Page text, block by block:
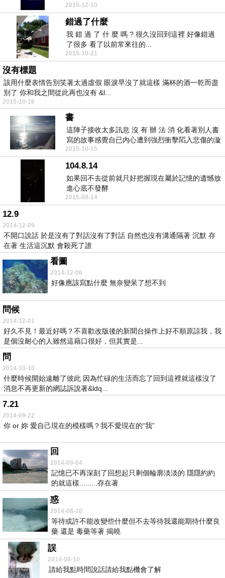
2015-12-10
錯過了什麼
我 錯 過 了 什 麼 嗎 ? 很久沒回到這裡 好像錯過
了很多 看了以前常來往的...
2015-10-21
沒有標題
該用什麼表情告別笑著太過虛假 眼淚早沒了就這樣 滿杯的酒一乾而盡
別了 你和我之間從此再也沒有 &l...
2015-10-16
書
這陣子接收太多訊息 沒 有 辦 法 消 化看著別人書
寫的故事感覺自已內心遭到強烈衝擊䧟入悲傷的漩
渦中...
2015-10-15
104.8.14
如果回不去從前就只好把握現在屬於記憶的遺憾放
進心底不發酵
2015-08-14
12.9
2014-12-09
不開口說話 於是沒有了對話沒有了對話 自然也沒有溝通隔著 沉默 存
在著 生活這沉默 會殺死了誰
看圖
2014-12-06
好像應該寫點什麼 無奈變呆了想不到
問候
2014-12-01
好久不見！最近好嗎？不喜歡改版後的新聞台操作上好不順原諒我，我
是個沒耐心的人雖然這藉口很好，但其實是...
問
2014-10-10
什麼時候開始遠離了彼此 因為忙碌的生活而忘了回到這裡就這樣沒了
消息不再更新的網誌訴說著&ldq...
7.21
2014-09-22
你 or 妳 愛自己現在的模樣嗎？我不愛現在的“我”
回
2014-09-04
記憶已不再深刻了回想起只剩個輪廓淡淡的 隱隱約約
的就這樣.........存在著
惑
2014-08-20
等待或許不能改變些什麼但不去等待我還能期待什麼良
藥 還是 毒藥等著 揭曉
誤
2014-08-10
請給我點時間說話請給我點機會了解